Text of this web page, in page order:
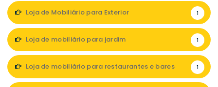
Loja de Mobiliário para Exterior 1
Loja de mobiliário para jardim 1
Loja de mobiliário para restaurantes e bares 1